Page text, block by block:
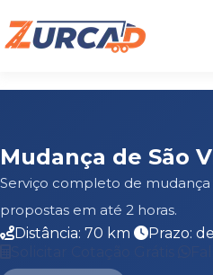
Mudança de São
Serviço completo de
propostas em até 2 horas.
Distância: 70 km
Prazo: